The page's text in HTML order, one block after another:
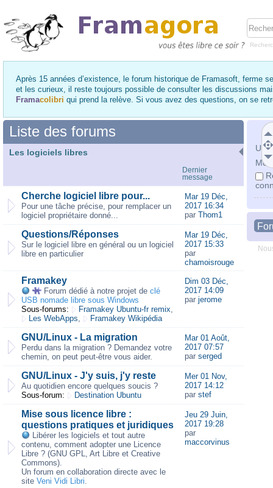
Après 15 années d’existence, le forum historique de Framasoft, ferme
et les curieux, il reste toujours possible de consulter les discussions
Framacolibri qui prend la relève. Si vous avez des questions, on se
Mot
Liste des forums
Les logiciels libres
Dernier
message
Cherche logiciel libre pour...
Pour une tâche précise, pour remplacer un
logiciel propriétaire donné...
Mar 19 Déc,
2017 16:34
par Thom1
Questions/Réponses
Sur le logiciel libre en général ou un logiciel
libre en particulier
Mar 19 Déc,
2017 15:33
par
chamoisrouge
Framakey
Forum dédié à notre projet de clé
USB nomade libre sous Windows
Sous-forums:
Framakey Ubuntu-fr remix,
Les WebApps, Framakey Wikipédia
Dim 03 Déc,
2017 14:09
par jerome
GNU/Linux - La migration
Perdu dans la migration ? Demandez votre
chemin, on peut peut-être vous aider.
Mar 01 Août,
2017 07:57
par serged
GNU/Linux - J'y suis, j'y reste
Au quotidien encore quelques soucis ?
Sous-forum:
Destination Ubuntu
Mer 01 Nov,
2017 14:12
par stef
Mise sous licence libre :
questions pratiques et juridiques
Libérer les logiciels et tout autre
contenu, comment adopter une Licence
Libre ? (GNU GPL, Art Libre et Creative
Commons).
Un forum en collaboration directe avec le
site Veni Vidi Libri.
Jeu 29 Juin,
2017 19:28
par
maccorvinus